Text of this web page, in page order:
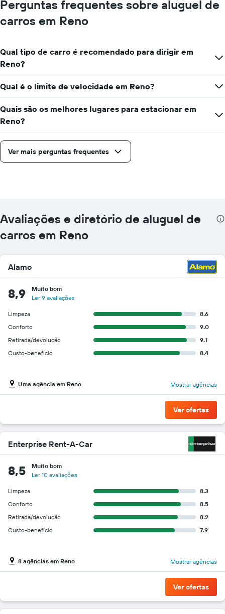
Perguntas frequentes sobre aluguel de
carros em Reno
Qual tipo de carro é recomendado para dirigir em
Reno?
Qual é o limite de velocidade em Reno?
Quais são os melhores lugares para estacionar em
Reno?
Ver mais perguntas frequentes
Avaliações e diretório de aluguel de
carros em Reno
Alamo
8,9
Muito bom
Ler 9 avaliações
Limpeza
8.6
Conforto
9.0
Retirada/devolução
9.1
Custo-benefício
8.4
Uma agência em Reno Mostrar agências
Ver ofertas
Enterprise Rent-A-Car
8,5
Muito bom
Ler 10 avaliações
Limpeza
8.3
Conforto
8.5
Retirada/devolução
8.2
Custo-benefício
7.9
8 agências em Reno Mostrar agências
Ver ofertas